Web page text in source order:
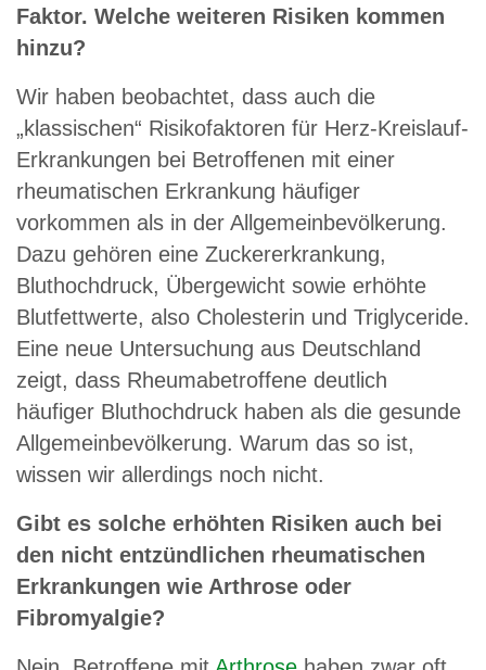
Faktor. Welche weiteren Risiken kommen
hinzu?
Wir haben beobachtet, dass auch die
„klassischen“ Risikofaktoren für Herz-Kreislauf-
Erkrankungen bei Betroffenen mit einer
rheumatischen Erkrankung häufiger
vorkommen als in der Allgemeinbevölkerung.
Dazu gehören eine Zuckererkrankung,
Bluthochdruck, Übergewicht sowie erhöhte
Blutfettwerte, also Cholesterin und Triglyceride.
Eine neue Untersuchung aus Deutschland
zeigt, dass Rheumabetroffene deutlich
häufiger Bluthochdruck haben als die gesunde
Allgemeinbevölkerung. Warum das so ist,
wissen wir allerdings noch nicht.
Gibt es solche erhöhten Risiken auch bei
den nicht entzündlichen rheumatischen
Erkrankungen wie Arthrose oder
Fibromyalgie?